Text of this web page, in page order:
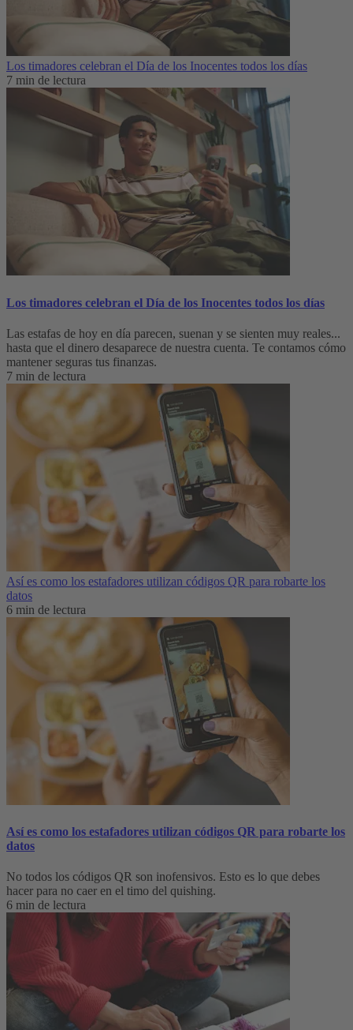
Los timadores celebran el Día de los Inocentes todos los días
7 min de lectura
Los timadores celebran el Día de los Inocentes todos los días
Las estafas de hoy en día parecen, suenan y se sienten muy reales...
hasta que el dinero desaparece de nuestra cuenta. Te contamos cómo
mantener seguras tus finanzas.
7 min de lectura
Así es como los estafadores utilizan códigos QR para robarte los
datos
6 min de lectura
Así es como los estafadores utilizan códigos QR para robarte los
datos
No todos los códigos QR son inofensivos. Esto es lo que debes
hacer para no caer en el timo del quishing.
6 min de lectura